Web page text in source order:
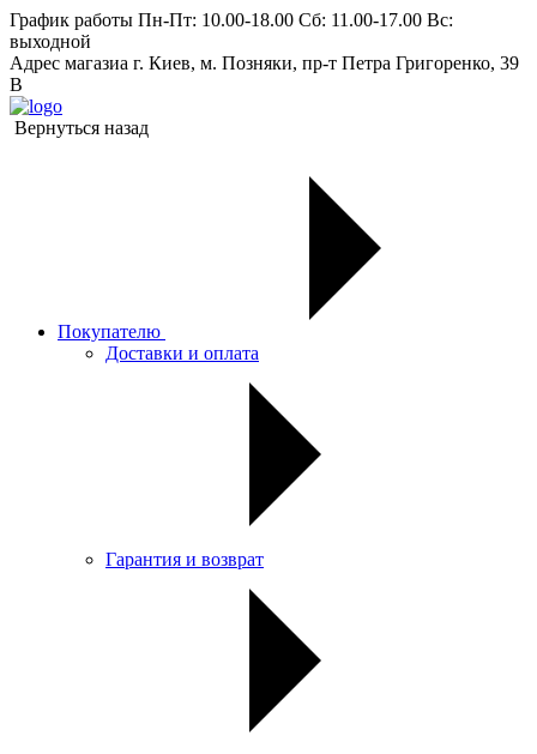
График работы Пн-Пт: 10.00-18.00 Сб: 11.00-17.00 Вс:
выходной
Адрес магазиа г. Киев, м. Позняки, пр-т Петра Григоренко, 39
В
Вернуться назад
Покупателю
Доставки и оплата
Гарантия и возврат